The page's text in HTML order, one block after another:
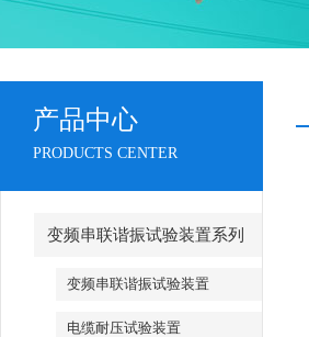
产品中心
PRODUCTS CENTER
变频串联谐振试验装置系列
变频串联谐振试验装置
电缆耐压试验装置